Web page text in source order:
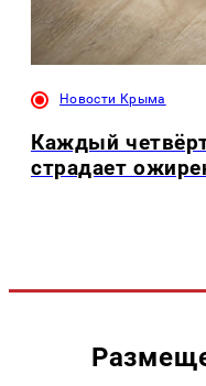
Новости Крыма
Каждый
страдает